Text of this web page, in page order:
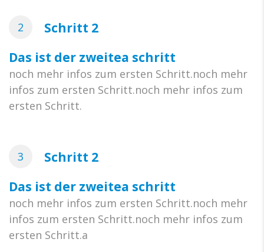
Schritt 2
2
Das ist der zweitea schritt
noch mehr infos zum ersten Schritt.noch mehr
infos zum ersten Schritt.noch mehr infos zum
ersten Schritt.
Schritt 2
3
Das ist der zweitea schritt
noch mehr infos zum ersten Schritt.noch mehr
infos zum ersten Schritt.noch mehr infos zum
ersten Schritt.a